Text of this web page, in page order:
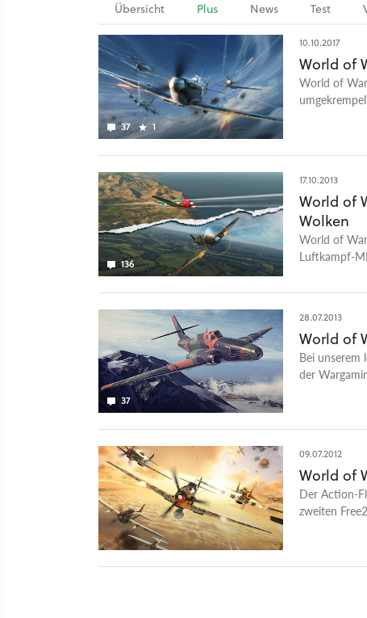
Übersicht Plus News Test
37 1
10.10.2017
World of
World of
136
17.10.2013
World of
Wolken
World of
Luftkampf-
37
28.07.2013
World of
Bei
der
09.07.2012
World of
Der Action-
zweiten